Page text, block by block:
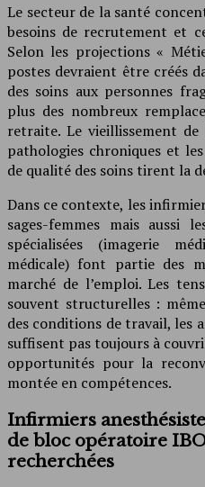
Le secteur de la santé
besoins de recrutement et
Selon les projections «
postes devraient être créés
des soins aux personnes
plus des nombreux
retraite. Le vieillissement
pathologies chroniques et
de qualité des soins tirent la
Dans ce contexte, les
sages-femmes mais aussi
spécialisées (imagerie
médicale) font partie des
marché de l’emploi. Les
souvent structurelles :
des conditions de travail, les
suffisent pas toujours à
opportunités pour la
montée en compétences.
Infirmiers
de bloc opératoire
recherchées